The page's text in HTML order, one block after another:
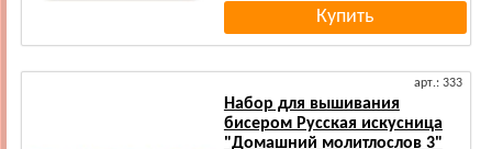
арт.: 333
Набор для вышивания
бисером Русская искусница
"Домашний молитлослов 3"